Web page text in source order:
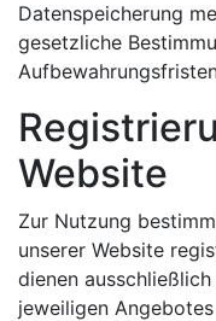
Datenspeicherung
gesetzliche
Website
Zur Nutzung
unserer Website
dienen
jeweiligen